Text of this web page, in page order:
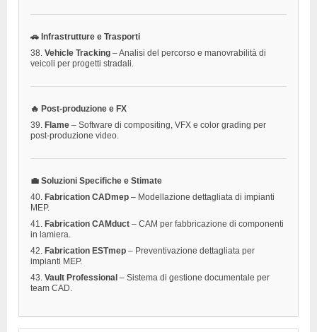
🚗 Infrastrutture e Trasporti
38. Vehicle Tracking – Analisi del percorso e manovrabilità di
veicoli per progetti stradali.
🔥 Post-produzione e FX
39. Flame – Software di compositing, VFX e color grading per
post-produzione video.
💼 Soluzioni Specifiche e Stimate
40. Fabrication CADmep – Modellazione dettagliata di impianti
MEP.
41.
Fabrication CAMduct – CAM per fabbricazione di componenti
in lamiera.
42. Fabrication ESTmep – Preventivazione dettagliata per
impianti MEP.
43. Vault Professional – Sistema di gestione documentale per
team CAD.